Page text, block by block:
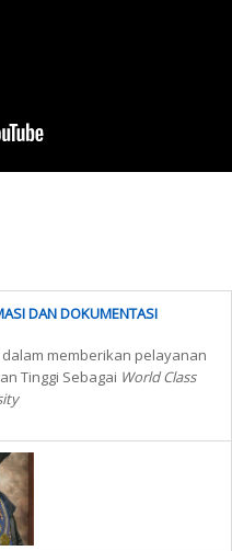
DAN DOKUMENTASI
memberikan pelayanan
Tinggi Sebagai World Class